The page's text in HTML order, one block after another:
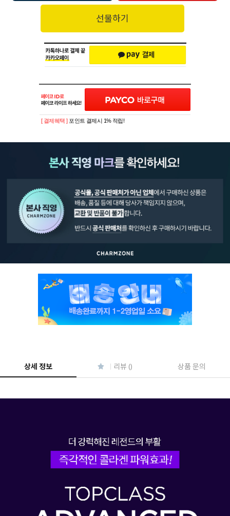
선물하기
[ 결제혜택 ] 포인트 결제시 1% 적립!
상세 정보 리뷰 () 상품 문의